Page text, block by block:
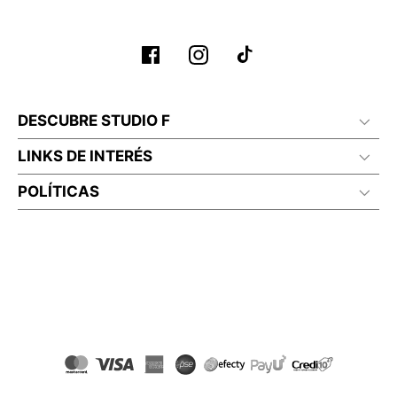
DESCUBRE STUDIO F
LINKS DE INTERÉS
POLÍTICAS